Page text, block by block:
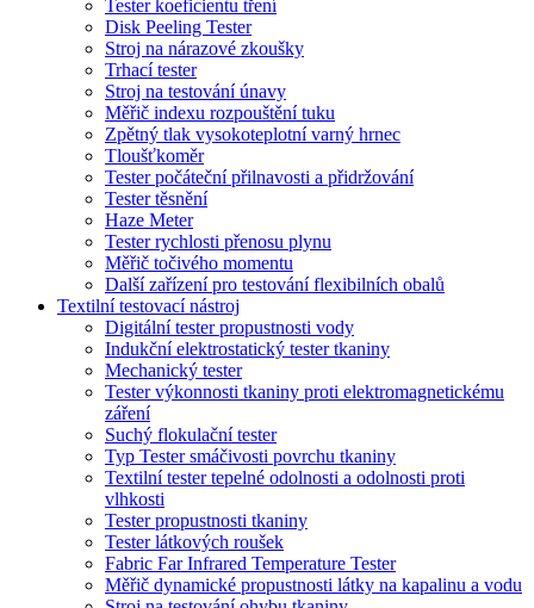
Tester koeficientu tření
Disk Peeling Tester
Stroj na nárazové zkoušky
Trhací tester
Stroj na testování únavy
Měřič indexu rozpouštění tuku
Zpětný tlak vysokoteplotní varný hrnec
Tloušťkoměr
Tester počáteční přilnavosti a přidržování
Tester těsnění
Haze Meter
Tester rychlosti přenosu plynu
Měřič točivého momentu
Další zařízení pro testování flexibilních obalů
Textilní testovací nástroj
Digitální tester propustnosti vody
Indukční elektrostatický tester tkaniny
Mechanický tester
Tester výkonnosti tkaniny proti elektromagnetickému
záření
Suchý flokulační tester
Typ Tester smáčivosti povrchu tkaniny
Textilní tester tepelné odolnosti a odolnosti proti
vlhkosti
Tester propustnosti tkaniny
Tester látkových roušek
Fabric Far Infrared Temperature Tester
Měřič dynamické propustnosti látky na kapalinu a vodu